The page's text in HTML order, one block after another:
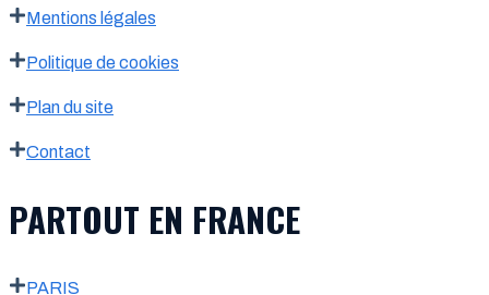
Mentions légales
Politique de cookies
Plan du site
Contact
PARTOUT EN FRANCE
PARIS